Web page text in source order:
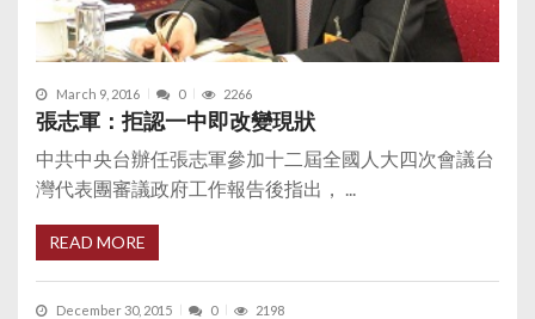
March 9, 2016 0 2266
張志軍：拒認一中即改變現狀
中共中央台辦任張志軍參加十二屆全國人大四次會議台
灣代表團審議政府工作報告後指出， ...
READ MORE
December 30, 2015 0 2198